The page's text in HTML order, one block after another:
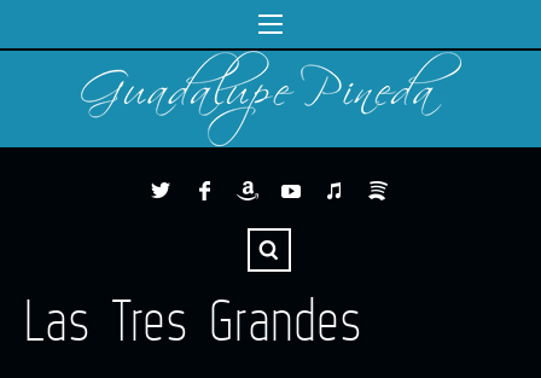
Las Tres Grandes